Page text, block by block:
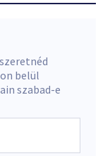
belül
szabad-e